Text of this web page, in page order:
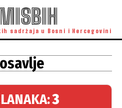
sadržaja u Bosni i Hercegovini
3